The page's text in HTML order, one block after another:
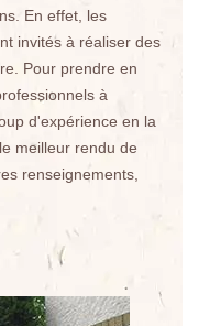
En effet, les
invités à réaliser des
Pour prendre en
à
d'expérience en la
meilleur rendu de
renseignements,